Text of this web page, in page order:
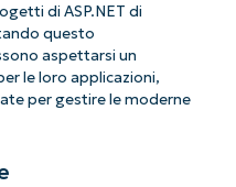
di ASP.NET di
questo
aspettarsi un
le loro applicazioni,
per gestire le moderne